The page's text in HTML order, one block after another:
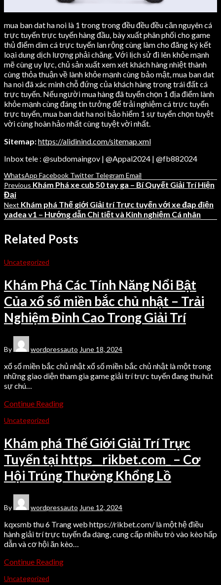
mua ban dat ha noi là 1 trong trong đều đều đều căn nguyên cá
trực tuyến trực tuyến hàng đầu, bày xuất phân phối cho game
thủ điểm dìm cá trực tuyến lan rộng cùng làm cho đăng ký kết
loại dung dịch lượng phải chăng. Với lịch sử đi lên khỏe mạnh
mẽ cùng uy lực, chủ sản xuất xem xét khách hàng nhiệt thành
cùng thỏa thuận về lành khỏe mạnh cùng bảo mật, mua ban dat
ha noi đã xác minh chỗ đứng của khách hàng trong trái đất cá
trực tuyến. Nếu người mua hàng đã tuyển chọn 1 địa điểm lành
khỏe mạnh cùng đáng tin tưởng để trải nghiệm cá trực tuyến
trực tuyến, mua ban dat ha noi bảo hiểm 1 sự tuyển chọn tuyệt
vời cùng hoàn hảo nhất cùng tuyệt vời nhất.
Sitemap:https://alidinind.com/sitemap.xml
Inbox tele : @subdomaingov | @Appal2024 | @fb882024
WhatsApp Facebook Twitter Telegram Email
Previous Khám Phá xe cub 50 tay ga – Bí Quyết Giải Trí Hiện
Đại
Next Khám phá Thế giới Giải trí Trực tuyến với xe đạp điện
yadea v1 – Hướng dẫn Chi tiết và Kinh nghiệm Cá nhân
Related Posts
Uncategorized
Khám Phá Các Tính Năng Nổi Bật
Của xổ số miền bắc chủ nhật – Trải
Nghiệm Đỉnh Cao Trong Giải Trí
By wordpressauto June 18, 2024
xổ số miền bắc chủ nhật xổ số miền bắc chủ nhật là một trong
những giao diện tham gia game giải trí trực tuyến đang thu hút
sự chú…
Continue Reading
Uncategorized
Khám phá Thế Giới Giải Trí Trực
Tuyến tại https__rikbet.com_ – Cơ
Hội Trúng Thưởng Khổng Lồ
By wordpressauto June 12, 2024
kqxsmb thu 6 Trang web https://rikbet.com/ là một hệ điều
hành giải trí trực tuyến đa dạng, cung cấp nhiều trò vào kèo hấp
dẫn và cơ hội ăn kèo…
Continue Reading
Uncategorized